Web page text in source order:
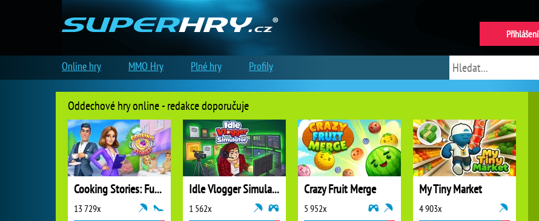
Oddechové hry online - redakce doporučuje
Cooking Stories: Fun Cafe Game
13 729x
Idle Vlogger Simulator
1 562x
Crazy Fruit Merge
5 952x
My Tiny Market
4 903x
Přihlášení
Online hry MMO Hry Plné hry Profily